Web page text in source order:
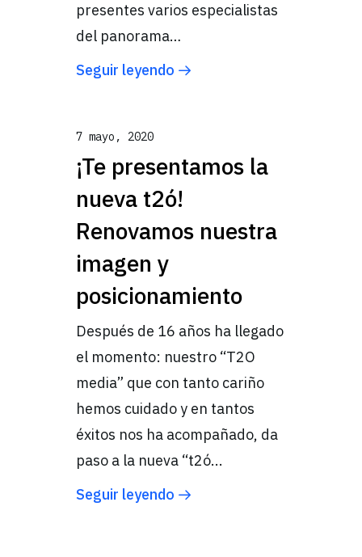
presentes varios especialistas
del panorama…
Seguir leyendo
7 mayo, 2020
¡Te presentamos la
nueva t2ó!
Renovamos nuestra
imagen y
posicionamiento
Después de 16 años ha llegado
el momento: nuestro “T2O
media” que con tanto cariño
hemos cuidado y en tantos
éxitos nos ha acompañado, da
paso a la nueva “t2ó...
Seguir leyendo